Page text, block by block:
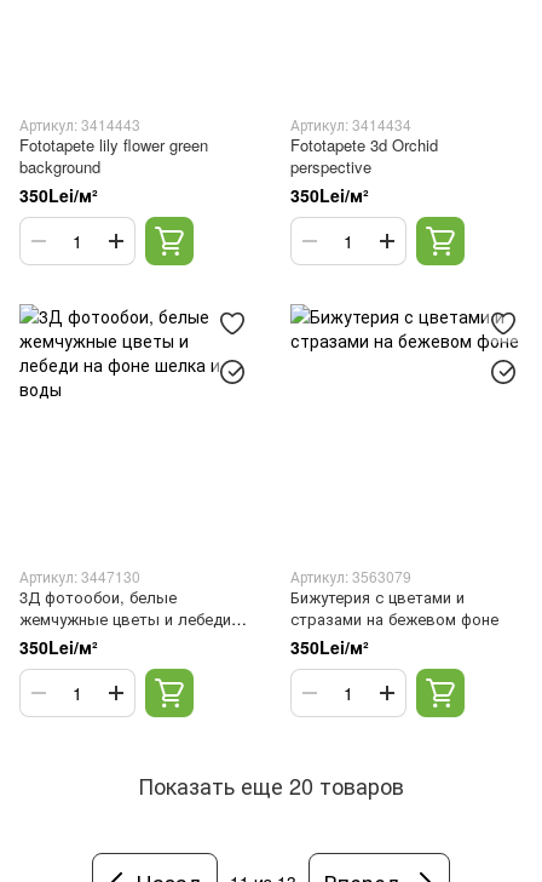
Артикул: 3414443
Fototapete lily flower green
background
350Lei/м²
Артикул: 3414434
Fototapete 3d Orchid
perspective
350Lei/м²
Артикул: 3447130
3Д фотообои, белые
жемчужные цветы и лебеди
на фоне шелка и воды
350Lei/м²
Артикул: 3563079
Бижутерия с цветами и
стразами на бежевом фоне
350Lei/м²
Показать еще 20 товаров